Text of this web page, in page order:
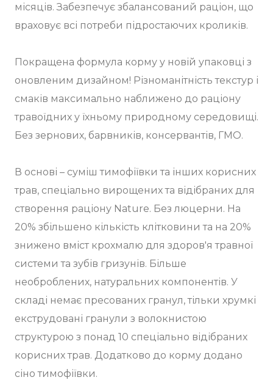
місяців. Забезпечує збалансований раціон, що
враховує всі потреби підростаючих кроликів.
Покращена формула корму у новій упаковці з
оновленим дизайном! Різноманітність текстур і
смаків максимально наближено до раціону
травоїдних у їхньому природному середовищі.
Без зернових, барвників, консервантів, ГМО.
В основі – суміш тимофіївки та інших корисних
трав, спеціально вирощених та відібраних для
створення раціону Nature. Без люцерни. На
20% збільшено кількість клітковини та на 20%
знижено вміст крохмалю для здоров'я травної
системи та зубів гризунів. Більше
необроблених, натуральних компонентів. У
складі немає пресованих гранул, тільки хрумкі
екструдовані гранули з волокнистою
структурою з понад 10 спеціально відібраних
корисних трав. Додатково до корму додано
сіно тимофіївки.